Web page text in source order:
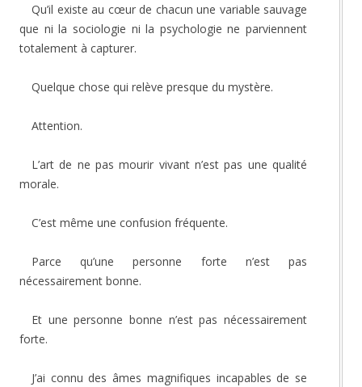
Qu’il existe au cœur de chacun une variable sauvage
que ni la sociologie ni la psychologie ne parviennent
totalement à capturer.
Quelque chose qui relève presque du mystère.
Attention.
L’art de ne pas mourir vivant n’est pas une qualité
morale.
C’est même une confusion fréquente.
Parce qu’une personne forte n’est pas
nécessairement bonne.
Et une personne bonne n’est pas nécessairement
forte.
J’ai connu des âmes magnifiques incapables de se